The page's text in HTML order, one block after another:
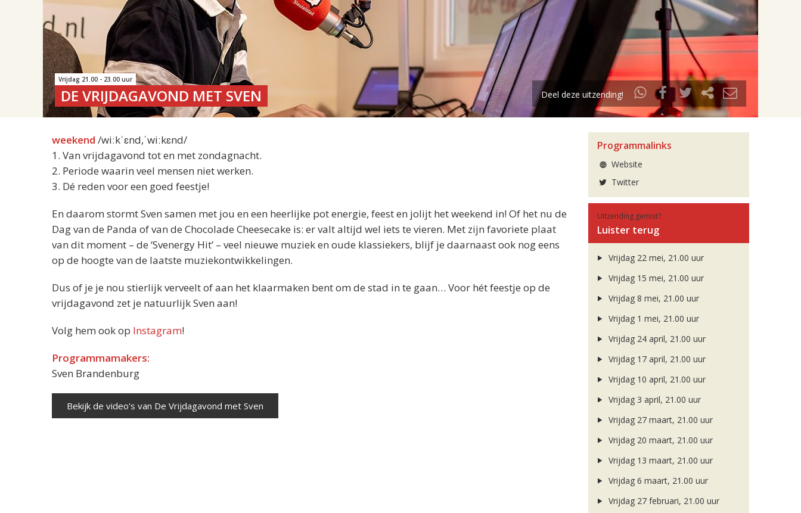
Vrijdag 21.00 - 23.00 uur
DE VRIJDAGAVOND MET SVEN Deel deze uitzending!
weekend /wiːkˈɛnd,ˈwiːkɛnd/
1. Van vrijdagavond tot en met zondagnacht.
2. Periode waarin veel mensen niet werken.
3. Dé reden voor een goed feestje!
En daarom stormt Sven samen met jou en een heerlijke pot energie, feest en jolijt het weekend in! Of het nu de
Dag van de Panda of van de Chocolade Cheesecake is: er valt altijd wel iets te vieren. Met zijn favoriete plaat
van dit moment – de ‘Svenergy Hit’ – veel nieuwe muziek en oude klassiekers, blijf je daarnaast ook nog eens
op de hoogte van de laatste muziekontwikkelingen.
Dus of je je nou stierlijk verveelt of aan het klaarmaken bent om de stad in te gaan… Voor hét feestje op de
vrijdagavond zet je natuurlijk Sven aan!
Volg hem ook op Instagram!
Programmamakers:
Sven Brandenburg
Bekijk de video's van De Vrijdagavond met Sven
Programmalinks
Website
Twitter
Uitzending gemist?
Luister terug
Vrijdag 22 mei, 21.00 uur
Vrijdag 15 mei, 21.00 uur
Vrijdag 8 mei, 21.00 uur
Vrijdag 1 mei, 21.00 uur
Vrijdag 24 april, 21.00 uur
Vrijdag 17 april, 21.00 uur
Vrijdag 10 april, 21.00 uur
Vrijdag 3 april, 21.00 uur
Vrijdag 27 maart, 21.00 uur
Vrijdag 20 maart, 21.00 uur
Vrijdag 13 maart, 21.00 uur
Vrijdag 6 maart, 21.00 uur
Vrijdag 27 februari, 21.00 uur